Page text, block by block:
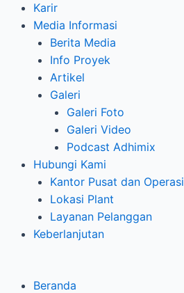
Karir
Media Informasi
Berita Media
Info Proyek
Artikel
Galeri
Galeri Foto
Galeri Video
Podcast Adhimix
Hubungi Kami
Kantor Pusat dan Operasi
Lokasi Plant
Layanan Pelanggan
Keberlanjutan
Beranda